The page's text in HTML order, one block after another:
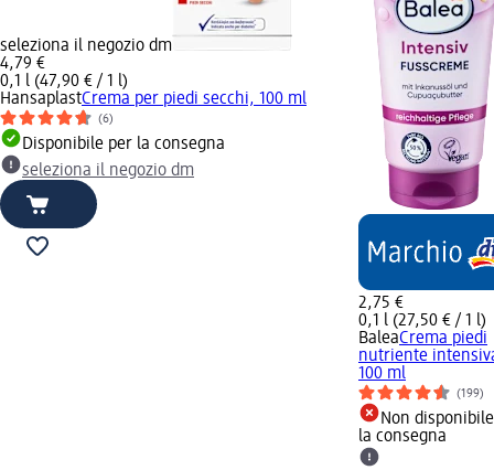
seleziona il negozio dm
4,79 €
0,1 l (47,90 € / 1 l)
HansaplastCrema per piedi secchi, 100 ml
(6)
Disponibile per la consegna
seleziona il negozio dm
2,75 €
0,1 l (27,50 € / 1 l)
BaleaCrema piedi
nutriente
100 ml
(199)
Non
la consegna